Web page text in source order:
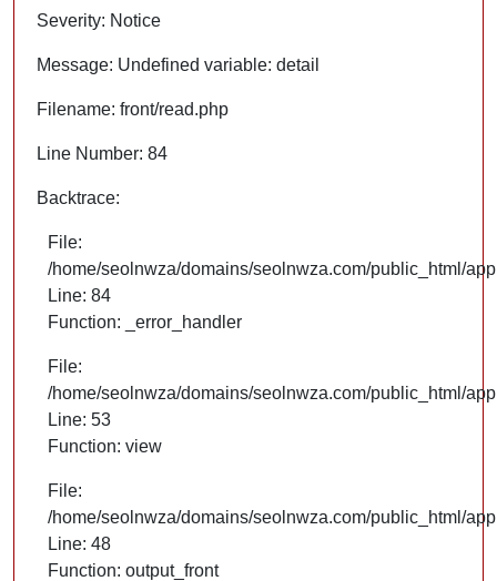
Severity: Notice
Message: Undefined variable: detail
Filename: front/read.php
Line Number: 84
Backtrace:
File:
/home/seolnwza/domains/seolnwza.com/public_html/
Line: 84
Function: _error_handler
File:
/home/seolnwza/domains/seolnwza.com/public_html/
Line: 53
Function: view
File:
/home/seolnwza/domains/seolnwza.com/public_html/
Line: 48
Function: output_front